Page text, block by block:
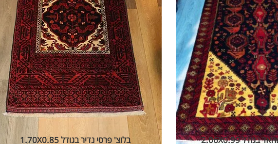
בלוצ' פרסי נדיר בגודל 1.70X0.85 סופר בלוצ' משהאד בגודל 2.06X0.99